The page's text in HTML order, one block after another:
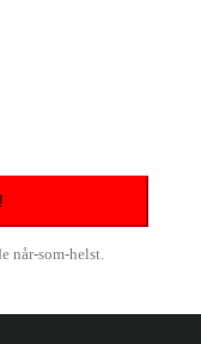
når-som-helst.